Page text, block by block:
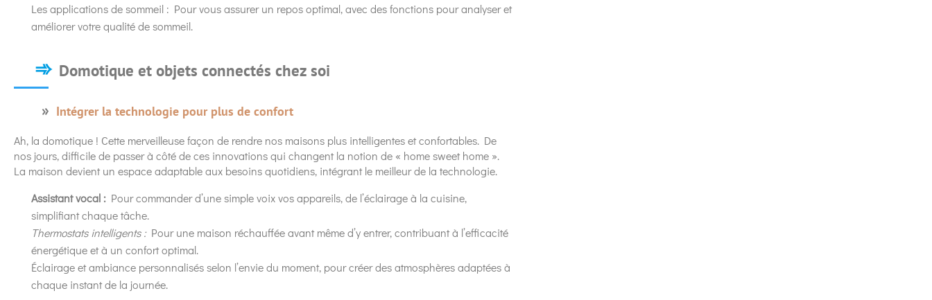
Les applications de sommeil : Pour vous assurer un repos optimal, avec des fonctions pour analyser et
améliorer votre qualité de sommeil.
Domotique et objets connectés chez soi
Intégrer la technologie pour plus de confort
Ah, la domotique ! Cette merveilleuse façon de rendre nos maisons plus intelligentes et confortables. De
nos jours, difficile de passer à côté de ces innovations qui changent la notion de « home sweet home ».
La maison devient un espace adaptable aux besoins quotidiens, intégrant le meilleur de la technologie.
Assistant vocal : Pour commander d’une simple voix vos appareils, de l’éclairage à la cuisine,
simplifiant chaque tâche.
Thermostats intelligents : Pour une maison réchauffée avant même d’y entrer, contribuant à l’efficacité
énergétique et à un confort optimal.
Éclairage et ambiance personnalisés selon l’envie du moment, pour créer des atmosphères adaptées à
chaque instant de la journée.